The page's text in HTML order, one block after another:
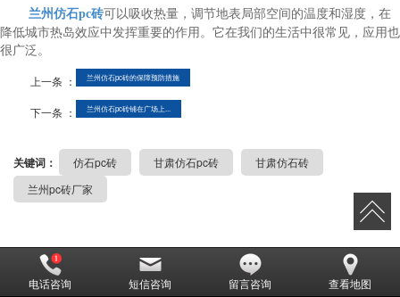
兰州仿石pc砖可以吸收热量，调节地表局部空间的温度和湿度，在
降低城市热岛效应中发挥重要的作用。它在我们的生活中很常见，应用也
很广泛。
上一条 ： 兰州仿石pc砖的保障预防措施
下一条 ： 兰州仿石pc砖铺在广场上...
关键词： 仿石pc砖 甘肃仿石pc砖
甘肃仿石砖
兰州pc砖厂家
电话咨询 短信咨询 留言咨询 查看地图